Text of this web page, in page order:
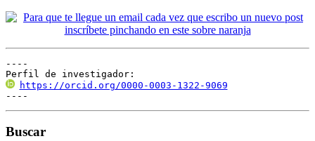
----
Perfil de investigador:
https://orcid.org/0000-0003-1322-9069
----
Buscar